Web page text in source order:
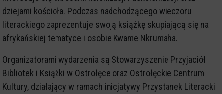
dziejami kościoła. Podczas nadchodzącego wieczoru
literackiego zaprezentuje swoją książkę skupiającą się na
afrykańskiej tematyce i osobie Kwame Nkrumaha.
Organizatorami wydarzenia są Stowarzyszenie Przyjaciół
Bibliotek i Książki w Ostrołęce oraz Ostrołęckie Centrum
Kultury, działający w ramach inicjatywy Przystanek Literacki